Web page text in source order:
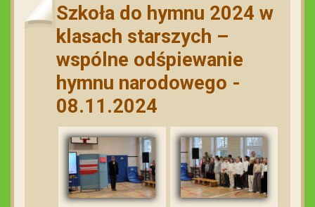
Szkoła do hymnu 2024 w
klasach starszych –
wspólne odśpiewanie
hymnu narodowego -
08.11.2024